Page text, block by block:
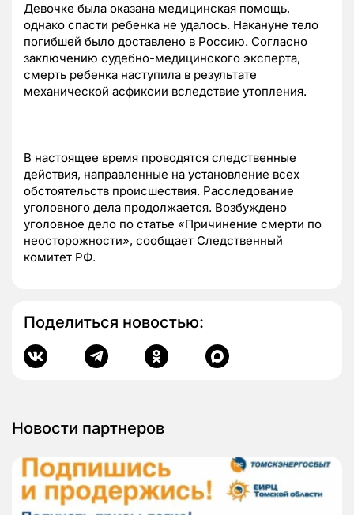
Девочке была оказана медицинская помощь,
однако спасти ребенка не удалось. Накануне тело
погибшей было доставлено в Россию. Согласно
заключению судебно-медицинского эксперта,
смерть ребенка наступила в результате
механической асфиксии вследствие утопления.
В настоящее время проводятся следственные
действия, направленные на установление всех
обстоятельств происшествия. Расследование
уголовного дела продолжается. Возбуждено
уголовное дело по статье «Причинение смерти по
неосторожности», сообщает Следственный
комитет РФ.
Поделиться новостью:
Новости партнеров